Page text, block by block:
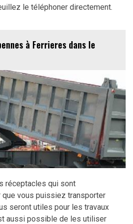
le téléphoner directement.
à Ferrieres dans le
réceptacles qui sont
vous puissiez transporter
seront utiles pour les travaux
aussi possible de les utiliser